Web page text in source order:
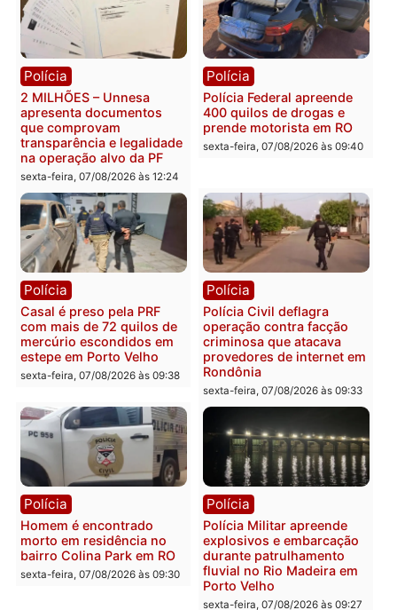
Política
Marcos Rogério apresenta
Plano de Governo com
228 projetos, metas
públicas e
acompanhamento de
resultados
sexta-feira, 07/08/2026 às 18:49
Política
Eleições 2026: Pastor
Evanildo pode ser o
primeiro pastor de
Rondônia na Câmara
Federal
sexta-feira, 07/08/2026 às
Polícia
2 MILHÕES – Unnesa
apresenta documentos
que comprovam
transparência e legalidade
na operação alvo da PF
sexta-feira, 07/08/2026 às 12:24
Polícia
Polícia Federal apreende
400 quilos de drogas e
prende motorista em RO
sexta-feira, 07/08/2026 às
Polícia
Casal é preso pela PRF
com mais de 72 quilos de
mercúrio escondidos em
estepe em Porto Velho
Polícia
Polícia Civil deflagra
operação contra facção
criminosa que atacava
provedores de internet
Rondônia